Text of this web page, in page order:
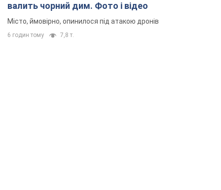
валить чорний дим. Фото і відео
Місто, ймовірно, опинилося під атакою дронів
6 годин тому 7,8 т.